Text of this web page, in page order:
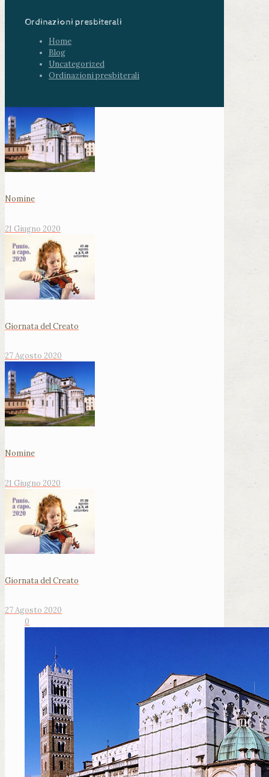
Ordinazioni presbiterali
Home
Blog
Uncategorized
Ordinazioni presbiterali
Nomine
21 Giugno 2020
Giornata del Creato
27 Agosto 2020
Nomine
21 Giugno 2020
Giornata del Creato
27 Agosto 2020
0